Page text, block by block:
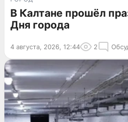
В Калтане прошёл
Дня города
4 августа, 2026, 12:44 2